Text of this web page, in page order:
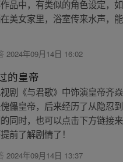
品中，有类似的角色设定，
美女家里，浴室传来水声，
2024年09月14日 16:02
的皇帝
剧《与君歌》中饰演皇帝齐
儡皇帝，后来经历了从隐忍
同时，也可以点击下方链接
前了解剧情了！
2024年09月14日 13:37